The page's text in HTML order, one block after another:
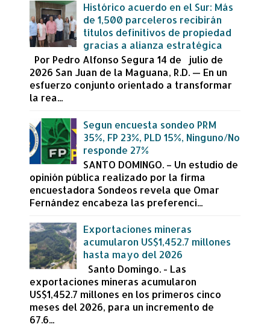
Histórico acuerdo en el Sur: Más
de 1,500 parceleros recibirán
títulos definitivos de propiedad
gracias a alianza estratégica
Por Pedro Alfonso Segura 14 de julio de
2026 San Juan de la Maguana, R.D. — En un
esfuerzo conjunto orientado a transformar
la rea...
Segun encuesta sondeo PRM
35%, FP 23%, PLD 15%, Ninguno/No
responde 27%
SANTO DOMINGO. – Un estudio de
opinión pública realizado por la firma
encuestadora Sondeos revela que Omar
Fernández encabeza las preferenci...
Exportaciones mineras
acumularon US$1,452.7 millones
hasta mayo del 2026
Santo Domingo. - Las
exportaciones mineras acumularon
US$1,452.7 millones en los primeros cinco
meses del 2026, para un incremento de
67.6...